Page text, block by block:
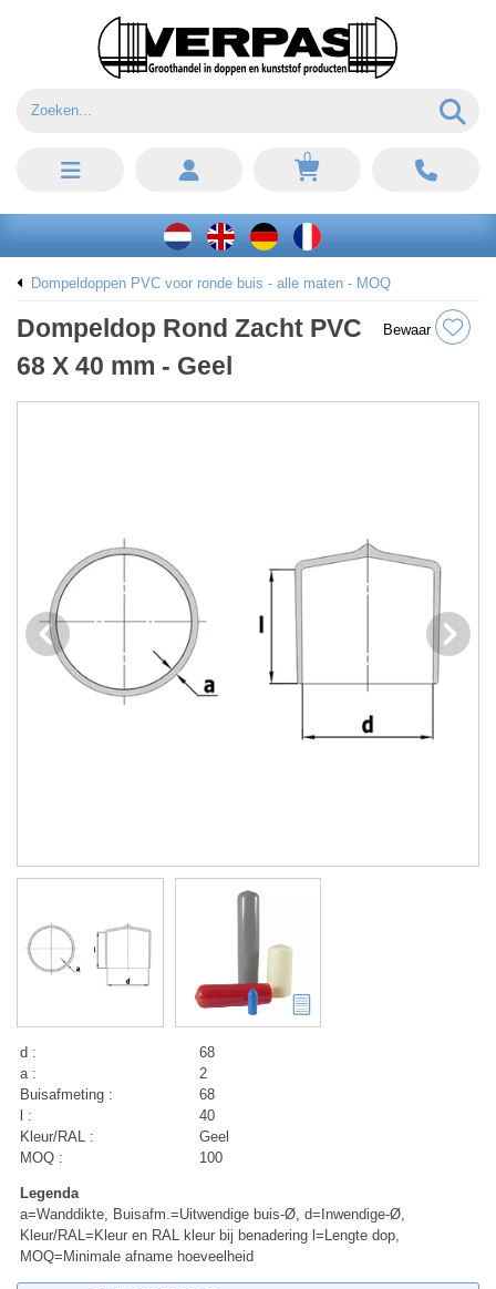
0
Dompeldoppen PVC voor ronde buis - alle maten - MOQ
Dompeldop Rond Zacht PVC
68 X 40 mm - Geel
Bewaar
d :
68
a :
2
Buisafmeting :
68
l :
40
Kleur/RAL :
Geel
MOQ :
100
Legenda
a=Wanddikte, Buisafm.=Uitwendige buis-Ø, d=Inwendige-Ø,
Kleur/RAL=Kleur en RAL kleur bij benadering l=Lengte dop,
MOQ=Minimale afname hoeveelheid